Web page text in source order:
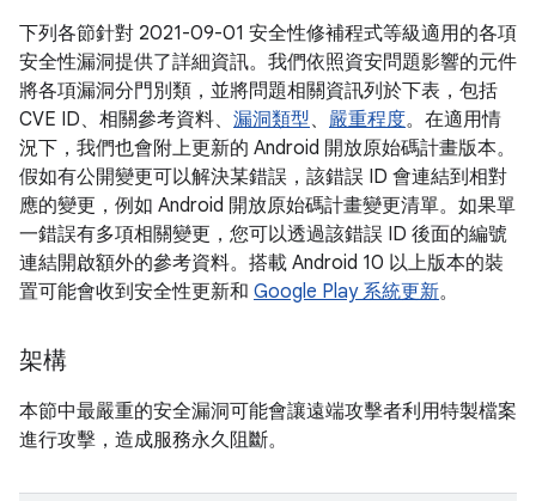
下列各節針對 2021-09-01 安全性修補程式等級適用的各項
安全性漏洞提供了詳細資訊。我們依照資安問題影響的元件
將各項漏洞分門別類，並將問題相關資訊列於下表，包括
CVE ID、相關參考資料、 漏洞類型、 嚴重程度。在適用情
況下，我們也會附上更新的 Android 開放原始碼計畫版本。
假如有公開變更可以解決某錯誤，該錯誤 ID 會連結到相對
應的變更，例如 Android 開放原始碼計畫變更清單。如果單
一錯誤有多項相關變更，您可以透過該錯誤 ID 後面的編號
連結開啟額外的參考資料。搭載 Android 10 以上版本的裝
置可能會收到安全性更新和 Google Play 系統更新。
架構
本節中最嚴重的安全漏洞可能會讓遠端攻擊者利用特製檔案
進行攻擊，造成服務永久阻斷。